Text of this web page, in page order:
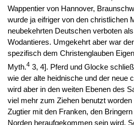
Wappentier von Hannover,
wurde ja eifriger von den christlichen
neubekehrten Deutschen verboten
Wodantieres. Umgekehrt aber war
spezifisch dem Christenglauben
Myth.43, 4]. Pferd und Glocke
wie der alte heidnische und der neue
wird aber in den weiten Ebenen des
viel mehr zum Ziehen benutzt
Zugtier mit den Franken, den
Norden heraufgekommen sein wird.